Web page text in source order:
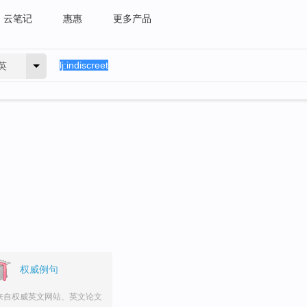
云笔记 惠惠 更多产品
权威例句
自权威英文网站、英文论文